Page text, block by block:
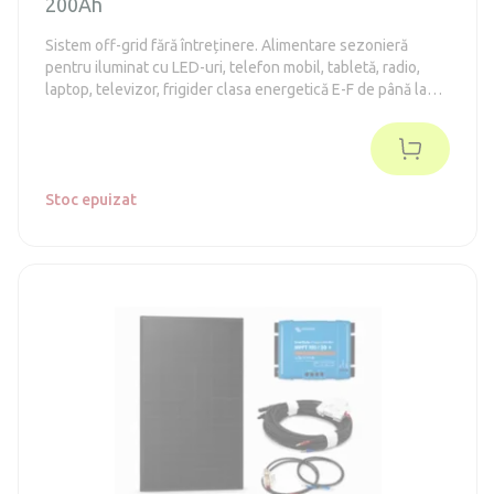
200Ah
Sistem off-grid fără întreținere. Alimentare sezonieră
pentru iluminat cu LED-uri, telefon mobil, tabletă, radio,
laptop, televizor, frigider clasa energetică E-F de până la
Stoc epuizat